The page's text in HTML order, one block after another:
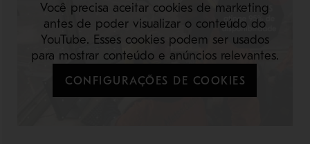
Você precisa aceitar cookies de marketing
antes de poder visualizar o conteúdo do
YouTube. Esses cookies podem ser usados
para mostrar conteúdo e anúncios relevantes.
CONFIGURAÇÕES DE COOKIES